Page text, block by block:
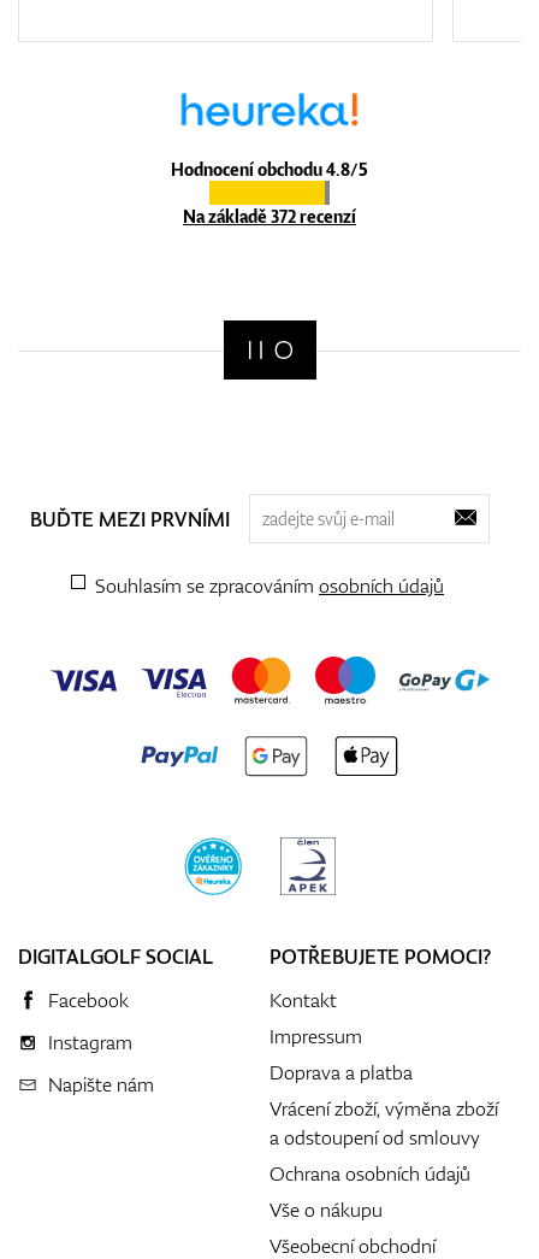
Hodnocení obchodu 4.8/5
Na základě 372 recenzí
BUĎTE MEZI PRVNÍMI
Souhlasím se zpracováním osobních údajů
DIGITALGOLF SOCIAL
Facebook
Instagram
Napište nám
POTŘEBUJETE POMOCI?
Kontakt
Impressum
Doprava a platba
Vrácení zboží, výměna zboží
a odstoupení od smlouvy
Ochrana osobních údajů
Vše o nákupu
Všeobecní obchodní